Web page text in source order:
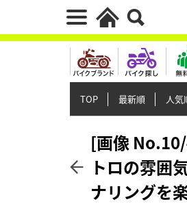
TOP 最新順 人気
[画像
トロの雰囲
ナリングを